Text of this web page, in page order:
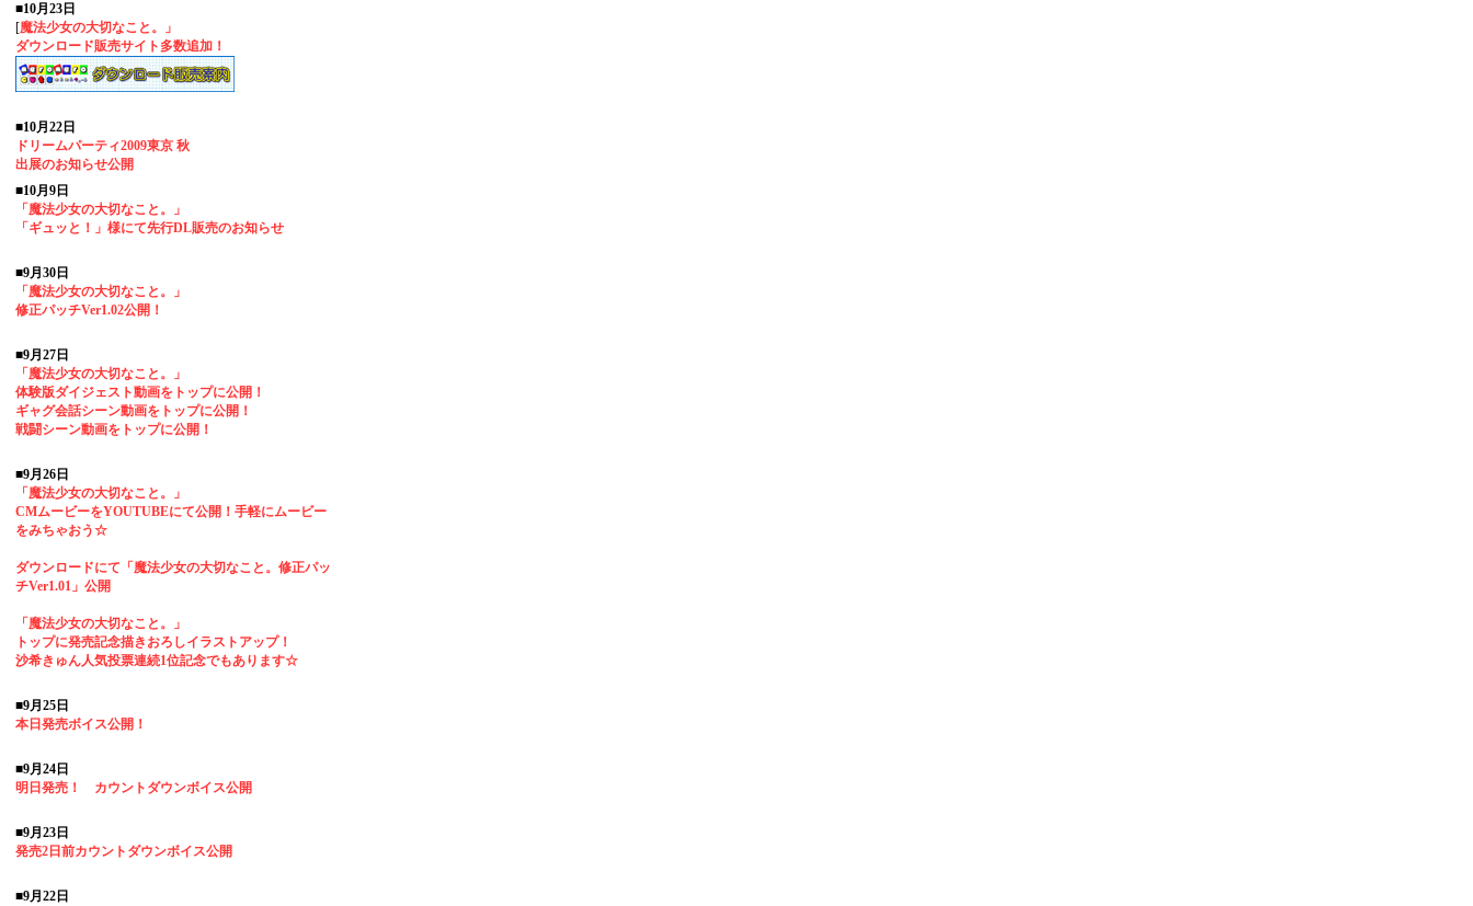
■10月23日
[魔法少女の大切なこと。」
ダウンロード販売サイト多数追加！
■10月22日
ドリームパーティ2009東京 秋
出展のお知らせ公開
■10月9日
「魔法少女の大切なこと。」
「ギュッと！」様にて先行DL販売のお知らせ
■9月30日
「魔法少女の大切なこと。」
修正パッチVer1.02公開！
■9月27日
「魔法少女の大切なこと。」
体験版ダイジェスト動画をトップに公開！
ギャグ会話シーン動画をトップに公開！
戦闘シーン動画をトップに公開！
■9月26日
「魔法少女の大切なこと。」
CMムービーをYOUTUBEにて公開！手軽にムービー
をみちゃおう☆
ダウンロードにて「魔法少女の大切なこと。修正パッ
チVer1.01」公開
「魔法少女の大切なこと。」
トップに発売記念描きおろしイラストアップ！
沙希きゅん人気投票連続1位記念でもあります☆
■9月25日
本日発売ボイス公開！
■9月24日
明日発売！ カウントダウンボイス公開
■9月23日
発売2日前カウントダウンボイス公開
■9月22日